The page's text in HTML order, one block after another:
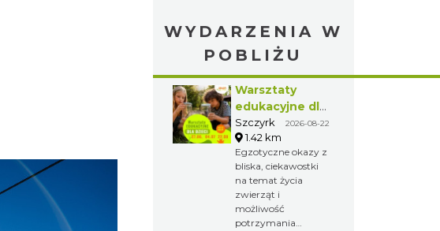
WYDARZENIA W
POBLIŻU
Warsztaty
edukacyjne dla
dzieci - owady i
spółka
Szczyrk 2026-08-22
1.42 km
Egzotyczne okazy z
bliska, ciekawostki
na temat życia
zwierząt i
możliwość
potrzymania